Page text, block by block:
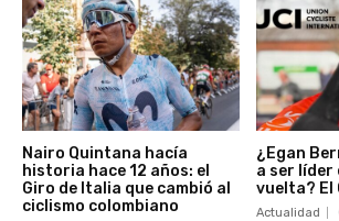
Nairo Quintana hacía
historia hace 12 años: el
Giro de Italia que cambió al
ciclismo colombiano
¿Egan
a ser líder
vuelta? El
Actualidad